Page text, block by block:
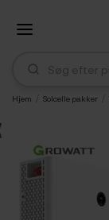
Hjem Solcelle pakker